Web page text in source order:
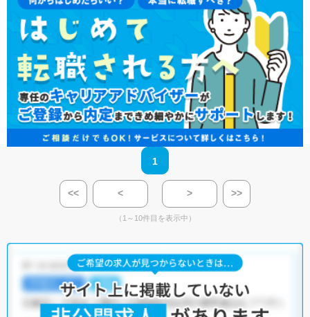
1
<< < > >>
（1～10件目を表示中）